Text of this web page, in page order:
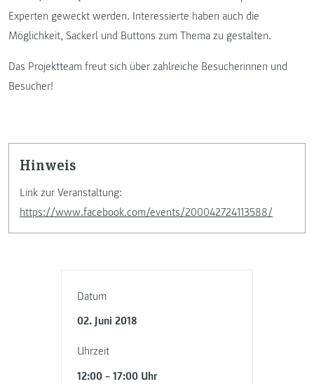
Datum
02. Juni 2018
Uhrzeit
12:00 – 17:00 Uhr
Experten geweckt werden. Interessierte haben auch die
Möglichkeit, Sackerl und Buttons zum Thema zu gestalten.
Das Projektteam freut sich über zahlreiche Besucherinnen und
Besucher!
Hinweis
Link zur Veranstaltung:
https://www.facebook.com/events/200042724113588/